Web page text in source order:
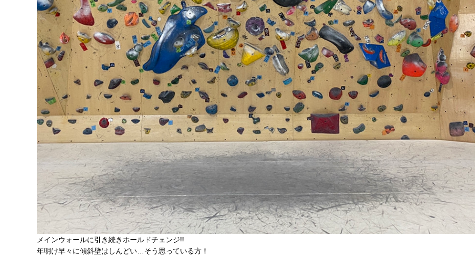
メインウォールに引き続きホールドチェンジ!!
年明け早々に傾斜壁はしんどい…そう思っている方！